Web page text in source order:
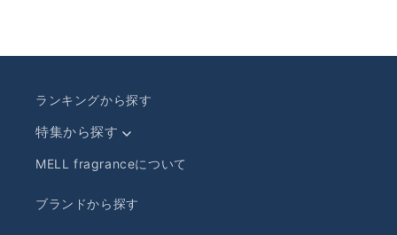
ランキングから探す
特集から探す
MELL fragranceについて
ブランドから探す